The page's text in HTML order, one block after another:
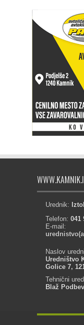
Urednik:
Telefon: 041
E-mail:
Naslov
Uredništvo
Golice 7,
Tehnični
Blaž